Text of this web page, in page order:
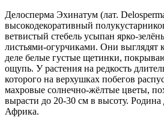
Делосперма Эхинатум (лат.
высокодекоративный
ветвистый стебель усыпан ярко-
листьями-огурчиками. Они выглядят
деле белые густые щетинки,
ощупь. У растения на редкость
которого на верхушках побегов
махровые солнечно-жёлтые цветы,
вырасти до 20-30 см в высоту.
Африка.